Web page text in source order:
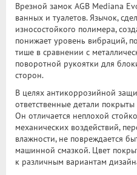
Врезной замок AGB Mediana
ванных и туалетов. Язычок,
износостойкого полимера,
понижает уровень вибраций,
тише в сравнении с
поворотной рукоятки для
сторон.
В целях антикоррозийной
ответственные детали
Он отличается неплохой
механических воздействий,
влажности, не повреждается
машинной смазкой. Цвет
к различным вариантам